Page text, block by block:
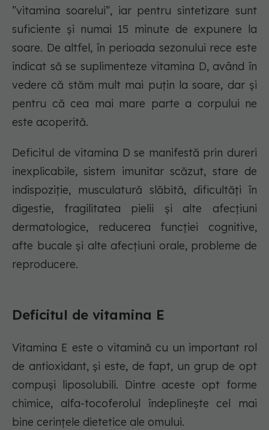
”vitamina soarelui”, iar pentru sintetizare sunt
suficiente și numai 15 minute de expunere la
soare. De altfel, în perioada sezonului rece este
indicat să se suplimenteze vitamina D, având în
vedere că stăm mult mai puțin la soare, dar și
pentru că cea mai mare parte a corpului ne
este acoperită.
Deficitul de vitamina D se manifestă prin dureri
inexplicabile, sistem imunitar scăzut, stare de
indispoziție, musculatură slăbită, dificultăți în
digestie, fragilitatea pielii și alte afecțiuni
dermatologice, reducerea funcției cognitive,
afte bucale și alte afecțiuni orale, probleme de
reproducere.
Deficitul de vitamina E
Vitamina E este o vitamină cu un important rol
de antioxidant, și este, de fapt, un grup de opt
compuși liposolubili. Dintre aceste opt forme
chimice, alfa-tocoferolul îndeplinește cel mai
bine cerințele dietetice ale omului.